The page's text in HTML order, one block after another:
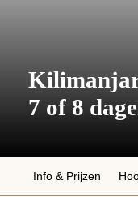
7 of 8
Info & Prijzen